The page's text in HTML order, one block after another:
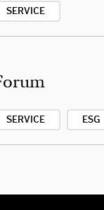
SERVICE
SERVICE ESG